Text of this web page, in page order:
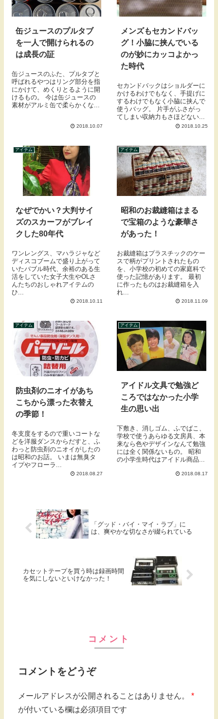
缶ジュースのプルタブ
を一人で開けられるの
は成長の証
缶ジュースのふた、プルタブと
呼ばれるやつはリング部分を指
にかけて、めくりとるように開
けるもの。 今は缶ジュースの
素材がアルミ缶で柔らかくな...
2018.10.07
メンズもセカンドバッ
グ！小脇に挟んでいる
のが妙にカッコよかっ
た時代
セカンドバックはショルダーに
かけるわけでもなく、手提げに
するわけでもなく小脇に挟んで
使うバッグ。 片手がふさがっ
てしまい収納力もさほどない...
2018.10.25
アイテム
なぜでかい？大判サイ
ズのスカーフがブレイ
クした80年代
ワンレングス、マハラジャなど
ディスコブームで盛り上がって
いたバブル時代、余裕のある生
活をしていた女子大生やOLさ
んたちのおしゃれアイテムの
ひ...
2018.10.11
アイテム
昭和のお裁縫箱はまる
で宝箱のような豪華さ
があった！
お裁縫箱はプラスチックのケー
スで柄がプリントされたもの
を、小学校の初めての家庭科で
使った記憶があります。 最初
に作ったものはお裁縫箱を入
れ...
2018.11.09
アイテム
防虫剤のニオイがあち
こちから漂った衣替え
の季節！
冬支度をするので重いコートな
どを洋服ダンスからだすと、ふ
わっと防虫剤のニオイがしたの
は昭和のお話。 いまは無臭タ
イプやフローラ...
2018.08.27
アイテム
アイドル文具で勉強ど
ころではなかった小学
生の思い出
下敷き、消しゴム、ふでばこ、
学校で使うあらゆる文房具、本
来なら色やデザインなんて勉強
には全く関係ないもの。 昭和
の小学生時代はアイドル商品...
2018.08.17
「グッド・バイ・マイ・ラブ」に
は、爽やかな切なさが綴られている
カセットテープを買う時は録画時間
を気にしないといけなかった！
コメント
コメントをどうぞ
メールアドレスが公開されることはありません。
*
が付いている欄は必須項目です